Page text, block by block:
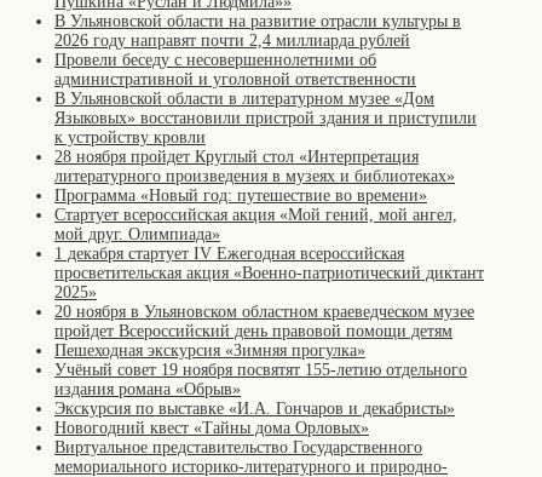
В Ульяновской области на развитие отрасли культуры в
2026 году направят почти 2,4 миллиарда рублей
Провели беседу с несовершеннолетними об
административной и уголовной ответственности
В Ульяновской области в литературном музее «Дом
Языковых» восстановили пристрой здания и приступили
к устройству кровли
28 ноября пройдет Круглый стол «Интерпретация
литературного произведения в музеях и библиотеках»
Программа «Новый год: путешествие во времени»
Стартует всероссийская акция «Мой гений, мой ангел,
мой друг. Олимпиада»
1 декабря стартует IV Ежегодная всероссийская
просветительская акция «Военно-патриотический диктант
2025»
20 ноября в Ульяновском областном краеведческом музее
пройдет Всероссийский день правовой помощи детям
Пешеходная экскурсия «Зимняя прогулка»
Учёный совет 19 ноября посвятят 155-летию отдельного
издания романа «Обрыв»
Экскурсия по выставке «И.А. Гончаров и декабристы»
Новогодний квест «Тайны дома Орловых»
Виртуальное представительство Государственного
мемориального историко-литературного и природно-